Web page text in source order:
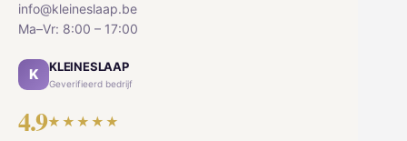
info@kleineslaap.be
Ma–Vr: 8:00 – 17:00
K KLEINESLAAP
Geverifieerd bedrijf
4.9★★★★★